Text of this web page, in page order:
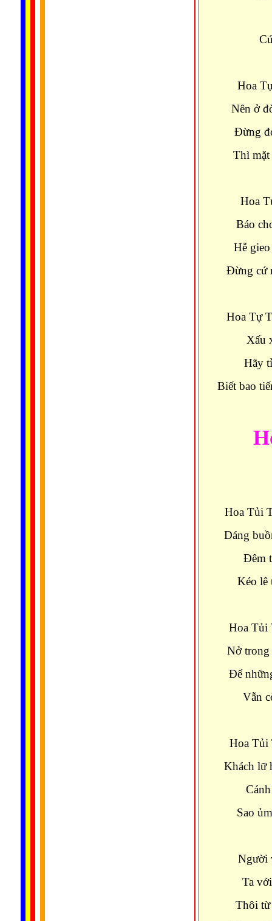
Hoa
Nên ở
Ðừng
Thì mặt
Hoa
Báo
Hễ
Ðừng cứ
Hoa Tự
Xấu
Hãy
Biết bao
Hoa Tủi
Dáng
Ðêm
Kéo lê
Hoa Tủi
Nở trong
Ðể
Vẫn
Hoa Tủi
Khách lữ
Sao
Người
Ta
Thôi từ